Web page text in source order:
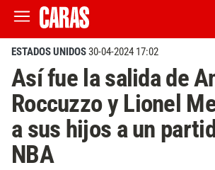
ESTADOS UNIDOS30-04-2024 17:02
Así fue la salida de
Roccuzzo y Lionel
a sus hijos a un
NBA